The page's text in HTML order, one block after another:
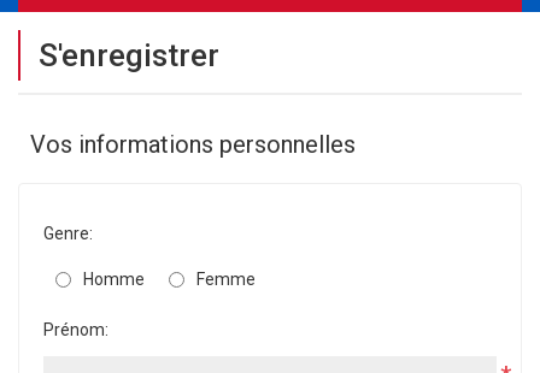
S'enregistrer
Vos informations personnelles
Genre:
Homme Femme
Prénom: